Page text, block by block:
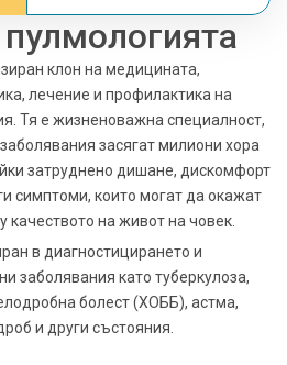
клон на медицината,
лечение и профилактика на
Тя е жизненоважна специалност,
засягат милиони хора
затруднено дишане, дискомфорт
симптоми, които могат да окажат
качеството на живот на човек.
в диагностицирането и
заболявания като туберкулоза,
болест (ХОББ), астма,
и други състояния.